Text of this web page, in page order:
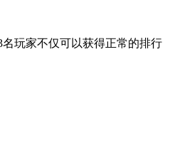
玩家不仅可以获得正常的排行